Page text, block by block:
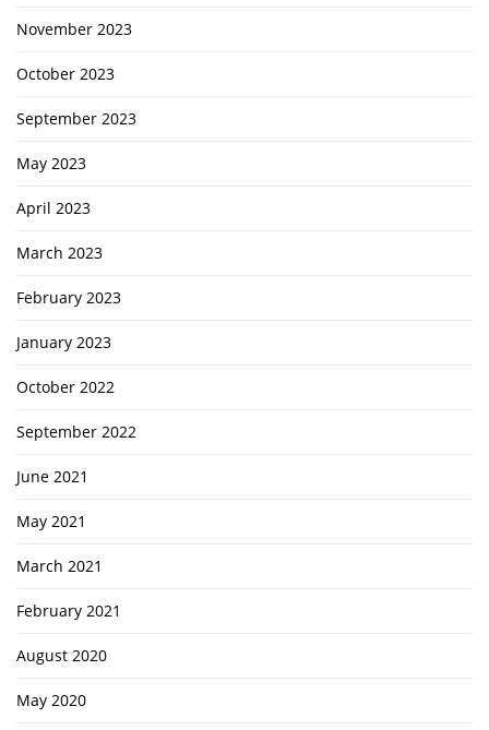
November 2023
October 2023
September 2023
May 2023
April 2023
March 2023
February 2023
January 2023
October 2022
September 2022
June 2021
May 2021
March 2021
February 2021
August 2020
May 2020